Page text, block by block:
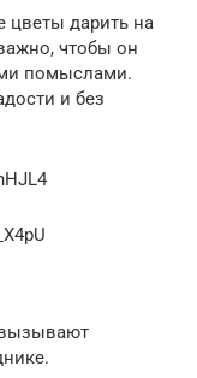
цветы дарить на
чтобы он
помыслами.
и без